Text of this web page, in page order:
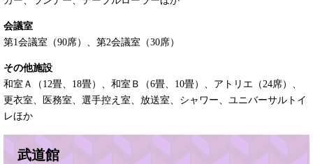
会議室
第1会議室（90席）、第2会議室（30席）
その他施設
和室Ａ（12畳、18畳）、和室Ｂ（6畳、10畳）、アトリエ（24席）、
更衣室、医務室、選手控え室、放送室、シャワー、ユニバーサルトイ
レほか
武道館